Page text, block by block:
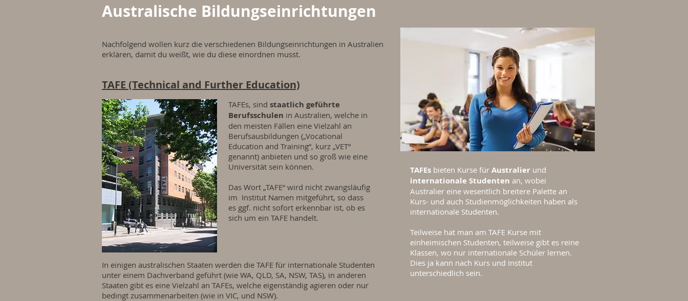
Australische Bildungseinrichtungen
Nachfolgend wollen kurz die verschiedenen Bildungseinrichtungen in Australien
erklären, damit du weißt, wie du diese einordnen musst.
TAFE (Technical and Further Education)
TAFEs, sind staatlich geführte
Berufsschulen in Australien, welche in
den meisten Fällen eine Vielzahl an
Berufsausbildungen („Vocational
Education and Training“, kurz „VET“
genannt) anbieten und so groß wie eine
Universität sein können.
Das Wort „TAFE“ wird nicht zwangsläufig
im Institut Namen mitgeführt, so dass
es ggf. nicht sofort erkennbar ist, ob es
sich um ein TAFE handelt.
In einigen australischen Staaten werden die TAFE für internationale Studenten
unter einem Dachverband geführt (wie WA, QLD, SA, NSW, TAS), in anderen
Staaten gibt es eine Vielzahl an TAFEs, welche eigenständig agieren oder nur
bedingt zusammenarbeiten (wie in VIC, und NSW).
TAFEs bieten Kurse für Australier und
internationale Studenten an, wobei
Australier eine wesentlich breitere Palette an
Kurs- und auch Studienmöglichkeiten haben als
internationale Studenten.
Teilweise hat man am TAFE Kurse mit
einheimischen Studenten, teilweise gibt es reine
Klassen, wo nur internationale Schüler lernen.
Dies ja kann nach Kurs und Institut
unterschiedlich sein.